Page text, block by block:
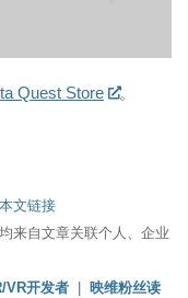
Quest Store 。
本文链接
来自文章关联个人、企业
VR开发者
映维粉丝读